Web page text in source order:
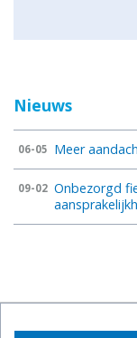
Nieuws
06-05 Meer
09-02 Onbezorgd